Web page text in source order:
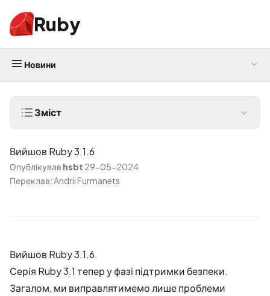
Ruby
Новини
Зміст
Вийшов Ruby 3.1.6
Опублікував hsbt 29-05-2024
Переклав: Andrii Furmanets
Вийшов Ruby 3.1.6.
Серія Ruby 3.1 тепер у фазі підтримки безпеки.
Загалом, ми виправлятимемо лише проблеми